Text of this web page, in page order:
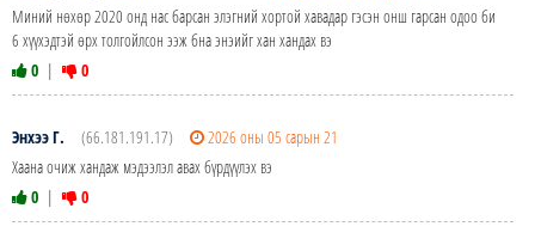
Миний нөхөр 2020 онд нас барсан элэгний хортой хавадар гэсэн онш гарсан одоо би
6 хүүхэдтэй өрх толгойлсон ээж бна энэийг хан хандах вэ
0 | 0
Энхээ Г. (66.181.191.17)
2026 оны 05 сарын 21
Хаана очиж хандаж мэдээлэл авах бүрдүүлэх вэ
0 | 0